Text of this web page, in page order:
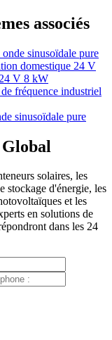
associés
sinusoïdale pure
domestique 24 V
V 8 kW
fréquence industriel
sinusoïdale pure
solaires, les
stockage d'énergie, les
et les
en solutions de
dans les 24